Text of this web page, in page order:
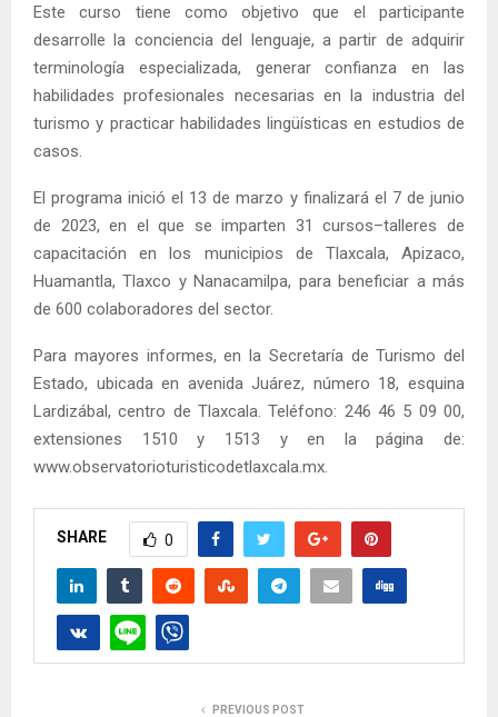
Este curso tiene como objetivo que el participante
desarrolle la conciencia del lenguaje, a partir de adquirir
terminología especializada, generar confianza en las
habilidades profesionales necesarias en la industria del
turismo y practicar habilidades lingüísticas en estudios de
casos.
El programa inició el 13 de marzo y finalizará el 7 de junio
de 2023, en el que se imparten 31 cursos–talleres de
capacitación en los municipios de Tlaxcala, Apizaco,
Huamantla, Tlaxco y Nanacamilpa, para beneficiar a más
de 600 colaboradores del sector.
Para mayores informes, en la Secretaría de Turismo del
Estado, ubicada en avenida Juárez, número 18, esquina
Lardizábal, centro de Tlaxcala. Teléfono: 246 46 5 09 00,
extensiones 1510 y 1513 y en la página de:
www.observatorioturisticodetlaxcala.mx.
SHARE 0
PREVIOUS POST